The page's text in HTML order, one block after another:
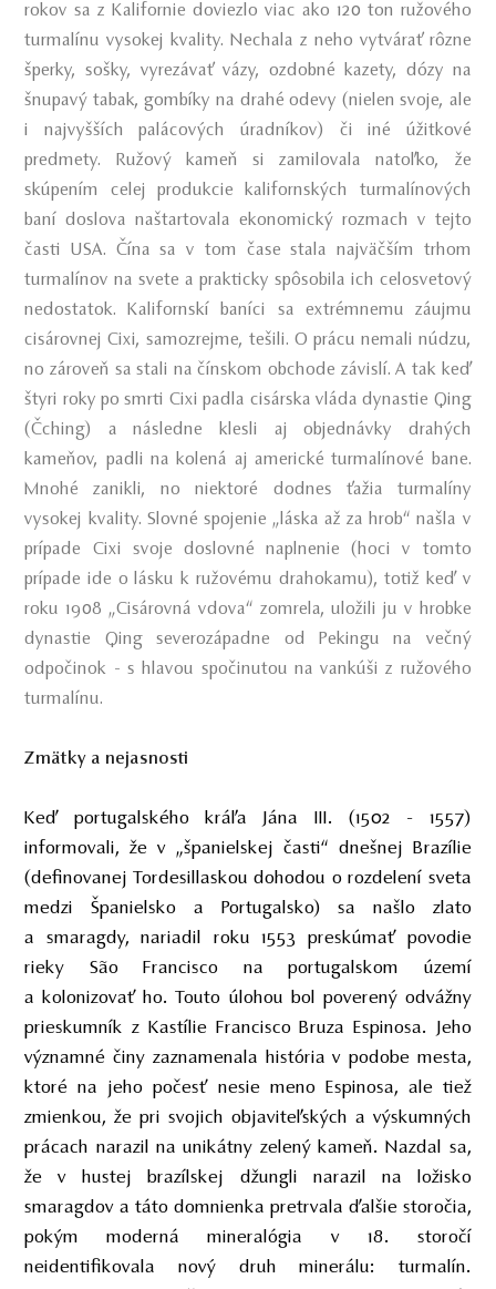
rokov sa z Kalifornie doviezlo viac ako 120 ton ružového
turmalínu vysokej kvality. Nechala z neho vytvárať rôzne
šperky, sošky, vyrezávať vázy, ozdobné kazety, dózy na
šnupavý tabak, gombíky na drahé odevy (nielen svoje, ale
i najvyšších palácových úradníkov) či iné úžitkové
predmety. Ružový kameň si zamilovala natoľko, že
skúpením celej produkcie kalifornských turmalínových
baní doslova naštartovala ekonomický rozmach v tejto
časti USA. Čína sa v tom čase stala najväčším trhom
turmalínov na svete a prakticky spôsobila ich celosvetový
nedostatok. Kalifornskí baníci sa extrémnemu záujmu
cisárovnej Cixi, samozrejme, tešili. O prácu nemali núdzu,
no zároveň sa stali na čínskom obchode závislí. A tak keď
štyri roky po smrti Cixi padla cisárska vláda dynastie Qing
(Čching) a následne klesli aj objednávky drahých
kameňov, padli na kolená aj americké turmalínové bane.
Mnohé zanikli, no niektoré dodnes ťažia turmalíny
vysokej kvality. Slovné spojenie „láska až za hrob“ našla v
prípade Cixi svoje doslovné naplnenie (hoci v tomto
prípade ide o lásku k ružovému drahokamu), totiž keď v
roku 1908 „Cisárovná vdova“ zomrela, uložili ju v hrobke
dynastie Qing severozápadne od Pekingu na večný
odpočinok - s hlavou spočinutou na vankúši z ružového
turmalínu.
Zmätky a nejasnosti
Keď portugalského kráľa Jána III. (1502 - 1557)
informovali, že v „španielskej časti“ dnešnej Brazílie
(definovanej Tordesillaskou dohodou o rozdelení sveta
medzi Španielsko a Portugalsko) sa našlo zlato
a smaragdy, nariadil roku 1553 preskúmať povodie
rieky São Francisco na portugalskom území
a kolonizovať ho. Touto úlohou bol poverený odvážny
prieskumník z Kastílie Francisco Bruza Espinosa. Jeho
významné činy zaznamenala história v podobe mesta,
ktoré na jeho počesť nesie meno Espinosa, ale tiež
zmienkou, že pri svojich objaviteľských a výskumných
prácach narazil na unikátny zelený kameň. Nazdal sa,
že v hustej brazílskej džungli narazil na ložisko
smaragdov a táto domnienka pretrvala ďalšie storočia,
pokým moderná mineralógia v 18. storočí
neidentifikovala nový druh minerálu: turmalín.